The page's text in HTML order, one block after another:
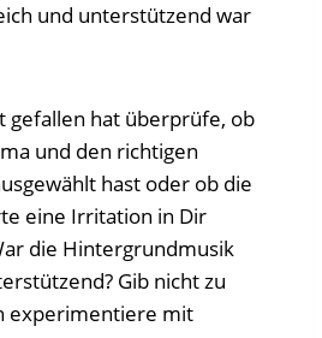
und unterstützend war
gefallen hat überprüfe, ob
und den richtigen
hast oder ob die
eine Irritation in Dir
die Hintergrundmusik
Gib nicht zu
experimentiere mit